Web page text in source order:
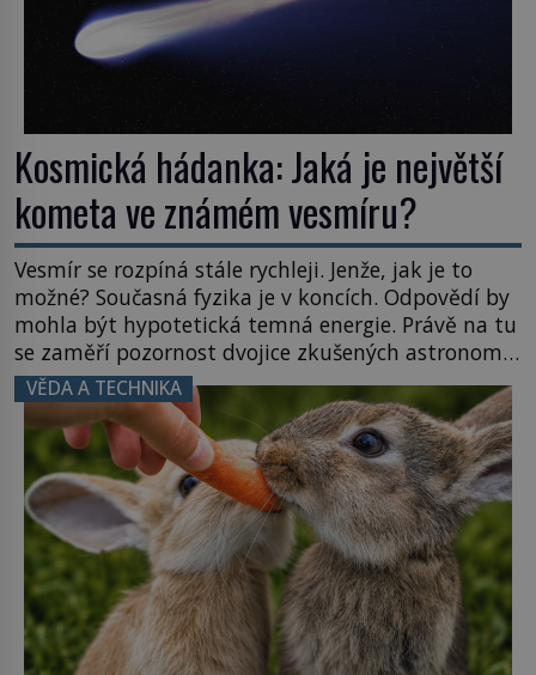
Kosmická hádanka: Jaká je největší
kometa ve známém vesmíru?
Vesmír se rozpíná stále rychleji. Jenže, jak je to
možné? Současná fyzika je v koncích. Odpovědí by
mohla být hypotetická temná energie. Právě na tu
se zaměří pozornost dvojice zkušených astronomů.
Namísto ní ale objeví něco mnohem
hmatatelnějšího. Naprosto rekordní kometu!
Astronomové Pedro Bernardinelli a Gary Bernstein
mravenčí prací zkoumají archivní snímky v rámci
Průzkumu temné energie […]
VĚDA A TECHNIKA